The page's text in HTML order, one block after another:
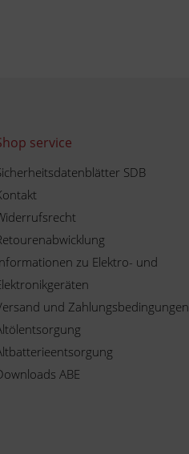
service
SDB
zu Elektro- und
und Zahlungsbedingungen
ABE